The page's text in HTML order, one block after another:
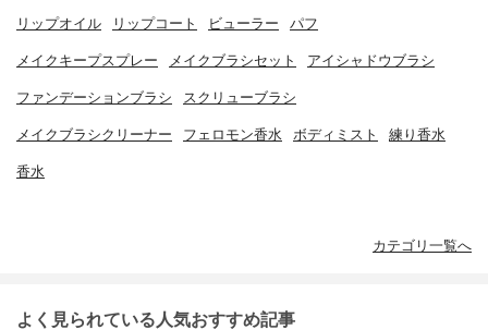
リップオイル リップコート ビューラー パフ
メイクキープスプレー メイクブラシセット アイシャドウブラシ
ファンデーションブラシ スクリューブラシ
メイクブラシクリーナー フェロモン香水 ボディミスト 練り香水
香水
カテゴリ一覧へ
よく見られている人気おすすめ記事